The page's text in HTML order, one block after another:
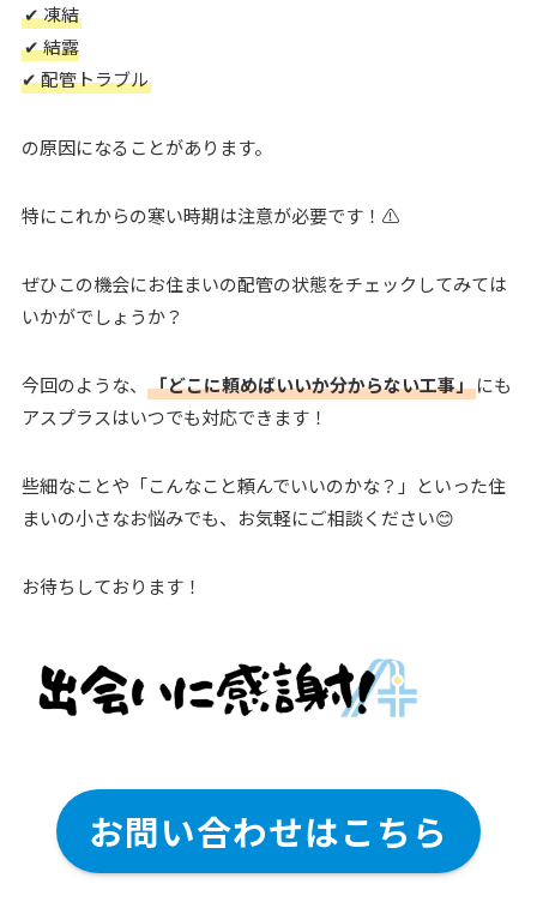
✔ 凍結
✔ 結露
✔ 配管トラブル
の原因になることがあります。
特にこれからの寒い時期は注意が必要です！⚠
ぜひこの機会にお住まいの配管の状態をチェックしてみては
いかがでしょうか？
今回のような、 「どこに頼めばいいか分からない工事」にも
アスプラスはいつでも対応できます！
些細なことや「こんなこと頼んでいいのかな？」といった住
まいの小さなお悩みでも、お気軽にご相談ください😊
お待ちしております！
お問い合わせはこちら